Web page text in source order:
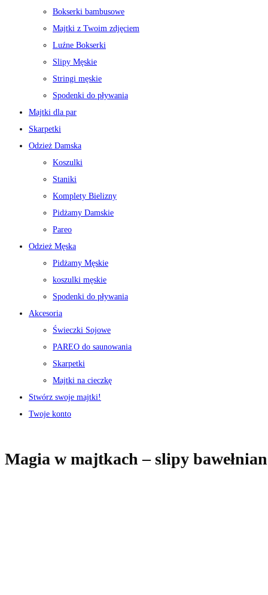
Bokserki bambusowe
Majtki z Twoim zdjęciem
Luźne Bokserki
Slipy Męskie
Stringi męskie
Spodenki do pływania
Majtki dla par
Skarpetki
Odzież Damska
Koszulki
Staniki
Komplety Bielizny
Pidżamy Damskie
Pareo
Odzież Męska
Pidżamy Męskie
koszulki męskie
Spodenki do pływania
Akcesoria
Świeczki Sojowe
PAREO do saunowania
Skarpetki
Majtki na cieczkę
Stwórz swoje majtki!
Twoje konto
Magia w majtkach – slipy